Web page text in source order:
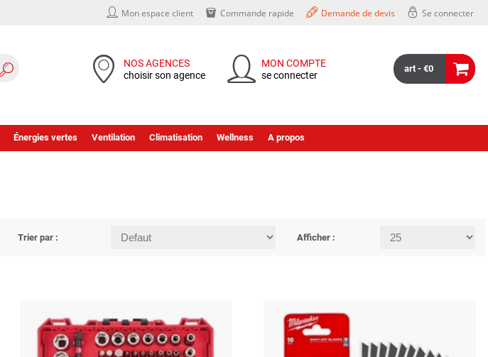
Mon espace client Commande rapide Demande de devis Se connecter
NOS AGENCES
choisir son agence
MON COMPTE
se connecter
art - €0
Énergies vertes Ventilation Climatisation Wellness A propos
Trier par : Afficher :